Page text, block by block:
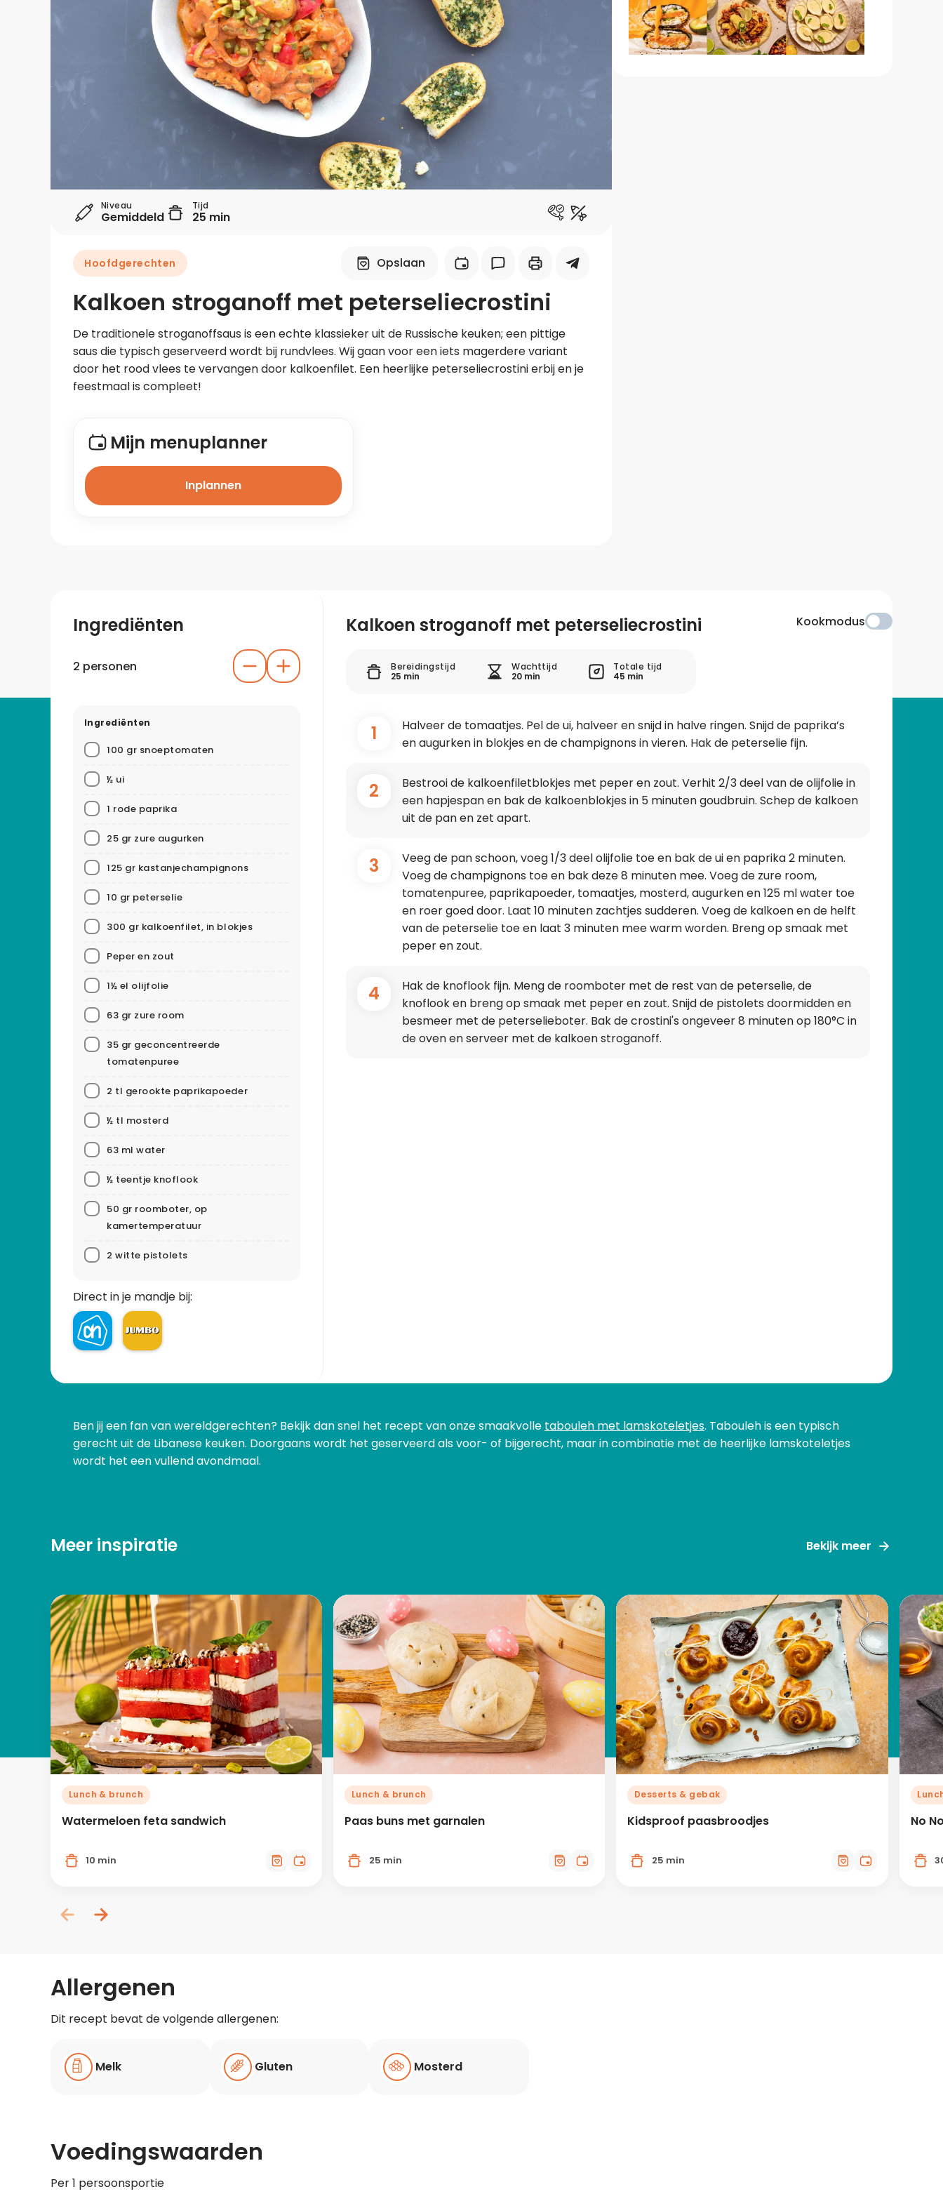
Midden-Oosters
Niveau
Gemiddeld
Tijd
25 min
Hoofdgerechten Opslaan
Kalkoen stroganoff met peterseliecrostini
De traditionele stroganoffsaus is een echte klassieker uit de Russische keuken; een pittige
saus die typisch geserveerd wordt bij rundvlees. Wij gaan voor een iets magerdere variant
door het rood vlees te vervangen door kalkoenfilet. Een heerlijke peterseliecrostini erbij en je
feestmaal is compleet!
Mijn menuplanner
Inplannen
Ingrediënten
2 personen
Ingrediënten
100 gr snoeptomaten
½ ui
1 rode paprika
25 gr zure augurken
125 gr kastanjechampignons
10 gr peterselie
300 gr kalkoenfilet, in blokjes
Peper en zout
1½ el olijfolie
63 gr zure room
35 gr geconcentreerde
tomatenpuree
2 tl gerookte paprikapoeder
½ tl mosterd
63 ml water
½ teentje knoflook
50 gr roomboter, op
kamertemperatuur
2 witte pistolets
Direct in je mandje bij:
Kalkoen stroganoff met peterseliecrostini Kookmodus
Bereidingstijd
25 min
Wachttijd
20 min
Totale tijd
45 min
1
Halveer de tomaatjes. Pel de ui, halveer en snijd in halve ringen. Snijd de paprika’s
en augurken in blokjes en de champignons in vieren. Hak de peterselie fijn.
2
Bestrooi de kalkoenfiletblokjes met peper en zout. Verhit 2/3 deel van de olijfolie in
een hapjespan en bak de kalkoenblokjes in 5 minuten goudbruin. Schep de kalkoen
uit de pan en zet apart.
3
Veeg de pan schoon, voeg 1/3 deel olijfolie toe en bak de ui en paprika 2 minuten.
Voeg de champignons toe en bak deze 8 minuten mee. Voeg de zure room,
tomatenpuree, paprikapoeder, tomaatjes, mosterd, augurken en 125 ml water toe
en roer goed door. Laat 10 minuten zachtjes sudderen. Voeg de kalkoen en de helft
van de peterselie toe en laat 3 minuten mee warm worden. Breng op smaak met
peper en zout.
4
Hak de knoflook fijn. Meng de roomboter met de rest van de peterselie, de
knoflook en breng op smaak met peper en zout. Snijd de pistolets doormidden en
besmeer met de peterselieboter. Bak de crostini's ongeveer 8 minuten op 180°C in
de oven en serveer met de kalkoen stroganoff.
Ben jij een fan van wereldgerechten? Bekijk dan snel het recept van onze smaakvolle tabouleh met lamskoteletjes. Tabouleh is een typisch
gerecht uit de Libanese keuken. Doorgaans wordt het geserveerd als voor- of bijgerecht, maar in combinatie met de heerlijke lamskoteletjes
wordt het een vullend avondmaal.
Meer inspiratie Bekijk meer
Lunch & brunch
Watermeloen feta sandwich
10 min
Lunch & brunch
Paas buns met garnalen
25 min
Desserts & gebak
Kidsproof paasbroodjes
25 min
No
Allergenen
Dit recept bevat de volgende allergenen:
Melk Gluten Mosterd
Voedingswaarden
Per 1 persoonsportie